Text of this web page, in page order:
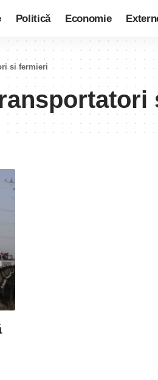
Politică Economie
si fermieri